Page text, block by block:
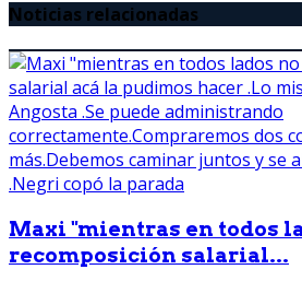
Noticias relacionadas
Maxi "mientras en todos
recomposición salarial...